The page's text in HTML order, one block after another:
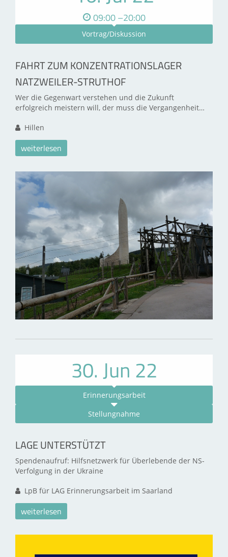
09:00 –20:00
Vortrag/Diskussion
FAHRT ZUM KONZENTRATIONSLAGER
NATZWEILER-STRUTHOF
Wer die Gegenwart verstehen und die Zukunft
erfolgreich meistern will, der muss die Vergangenheit…
Hillen
weiterlesen
30. Jun 22
Erinnerungsarbeit
Stellungnahme
LAGE UNTERSTÜTZT
Spendenaufruf: Hilfsnetzwerk für Überlebende der NS-
Verfolgung in der Ukraine
LpB für LAG Erinnerungsarbeit im Saarland
weiterlesen